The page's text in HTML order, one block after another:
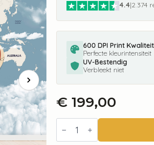
4.4|2.374
600 DPI Print Kwaliteit
Perfecte kleurintensiteit
UV-Bestendig
Verbleekt niet
€ 199,00
Fotobehang
Explorers
Expedition